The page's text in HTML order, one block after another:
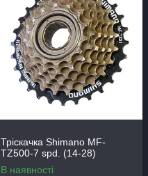
Тріскачка Shimano MF-
TZ500-7 spd. (14-28)
В наявності